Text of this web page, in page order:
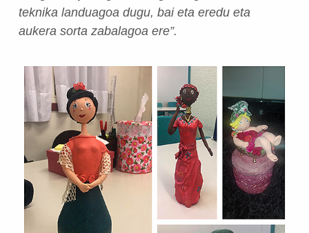
teknika landuagoa dugu, bai eta eredu eta
aukera sorta zabalagoa ere”.